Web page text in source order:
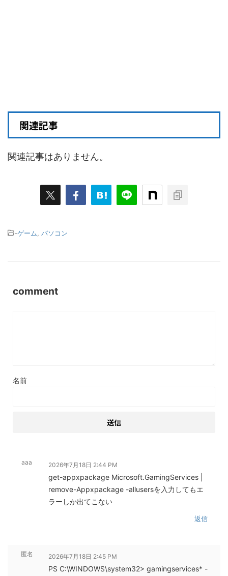
関連記事
関連記事はありません。
-ゲーム, パソコン
comment
名前
aaa 2026年7月18日 2:44 PM
get-appxpackage Microsoft.GamingServices |
remove-Appxpackage -allusersを入力してもエ
ラーしか出てこない
返信
匿名 2026年7月18日 2:45 PM
PS C:\WINDOWS\system32> gamingservices* -